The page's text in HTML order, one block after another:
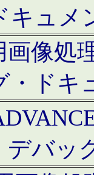
キュメ
画像
・ドキ
デバッ